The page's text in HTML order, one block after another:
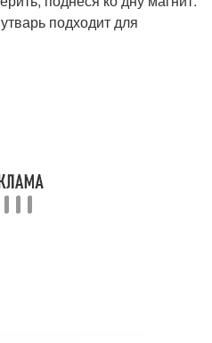
подходит для